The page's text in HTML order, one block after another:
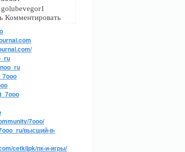
Комментировать
7ooo/
высший-в-
cetkijpk/пк-и-игры/